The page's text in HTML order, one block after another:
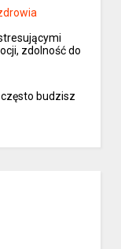
zdolność do
budzisz